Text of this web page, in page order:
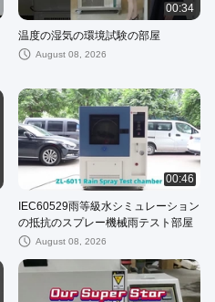
00:34
温度の湿気の環境試験の部屋
August 08, 2026
00:46
IEC60529雨等級水シミュレーション
の抵抗のスプレー機械雨テスト部屋
August 08, 2026